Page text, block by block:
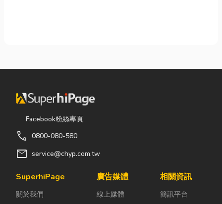
Facebook粉絲專頁
call 0800-080-580
mail service@chyp.com.tw
SuperhiPage
關於我們
廣告媒體
線上媒體
相關資訊
簡訊平台